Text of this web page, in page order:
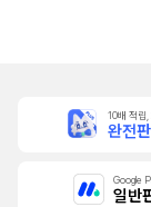
10배 적립,
완전
Google
일반